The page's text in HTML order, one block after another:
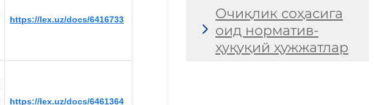
https://lex.uz/docs/6416733
https://lex.uz/docs/6461364
Очиқлик соҳасига
оид норматив-
ҳуқуқий ҳужжатлар